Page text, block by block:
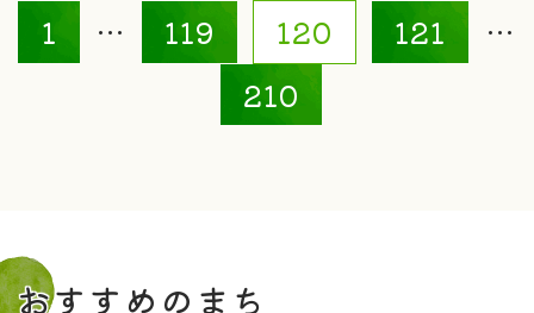
1 … 119 120 121
…
210
おすすめのまち